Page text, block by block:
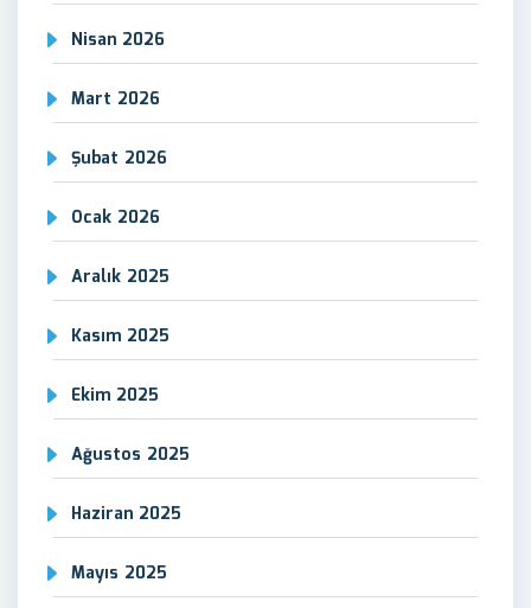
Nisan 2026
Mart 2026
Şubat 2026
Ocak 2026
Aralık 2025
Kasım 2025
Ekim 2025
Ağustos 2025
Haziran 2025
Mayıs 2025